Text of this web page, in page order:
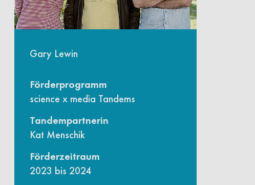
Gary Lewin
Förderprogramm
science x media Tandems
Tandempartnerin
Kat Menschik
Förderzeitraum
2023 bis 2024